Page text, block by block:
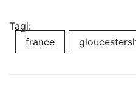
Tagi:
france